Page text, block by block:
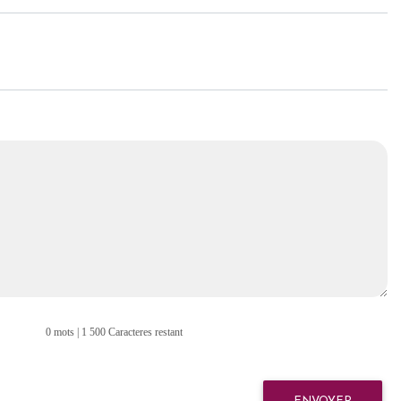
0 mots | 1 500 Caracteres restant